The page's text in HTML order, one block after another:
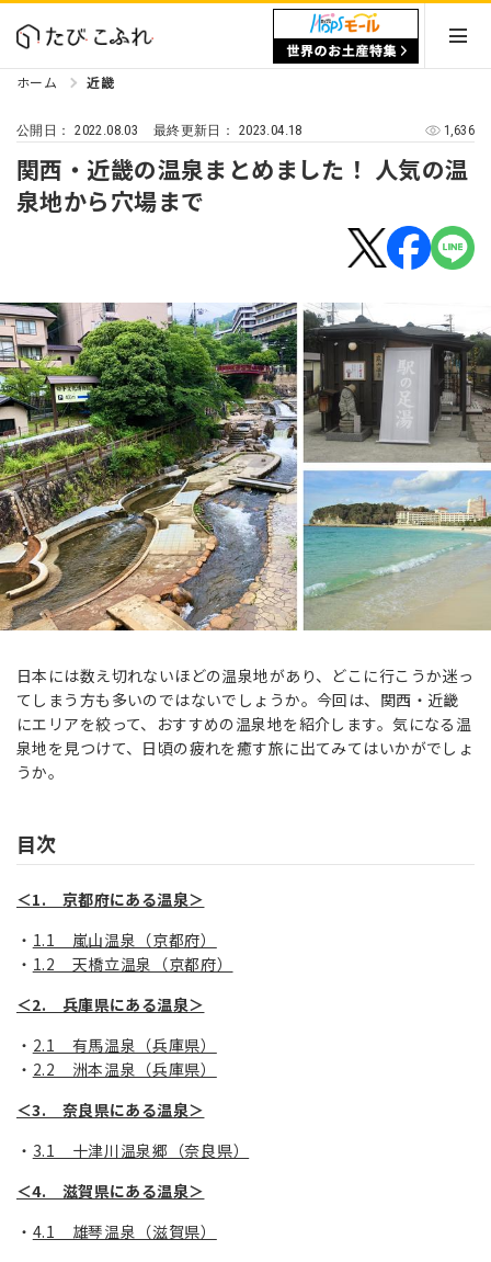
ホーム 近畿
公開日：2022.08.03 最終更新日： 2023.04.18 1,636
関西・近畿の温泉まとめました！ 人気の温
泉地から穴場まで
日本には数え切れないほどの温泉地があり、どこに行こうか迷っ
てしまう方も多いのではないでしょうか。今回は、関西・近畿
にエリアを絞って、おすすめの温泉地を紹介します。気になる温
泉地を見つけて、日頃の疲れを癒す旅に出てみてはいかがでしょ
うか。
目次
＜1. 京都府にある温泉＞
1.1 嵐山温泉（京都府）
1.2 天橋立温泉（京都府）
＜2. 兵庫県にある温泉＞
2.1 有馬温泉（兵庫県）
2.2 洲本温泉（兵庫県）
＜3. 奈良県にある温泉＞
3.1 十津川温泉郷（奈良県）
＜4. 滋賀県にある温泉＞
4.1 雄琴温泉（滋賀県）